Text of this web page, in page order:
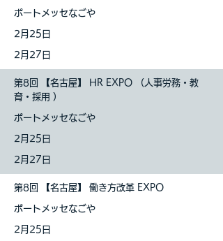
ポートメッセなごや
2月25日
2月27日
第8回 【名古屋】 HR EXPO （人事労務・教
育・採用 ）
ポートメッセなごや
2月25日
2月27日
第8回 【名古屋】 働き方改革 EXPO
ポートメッセなごや
2月25日